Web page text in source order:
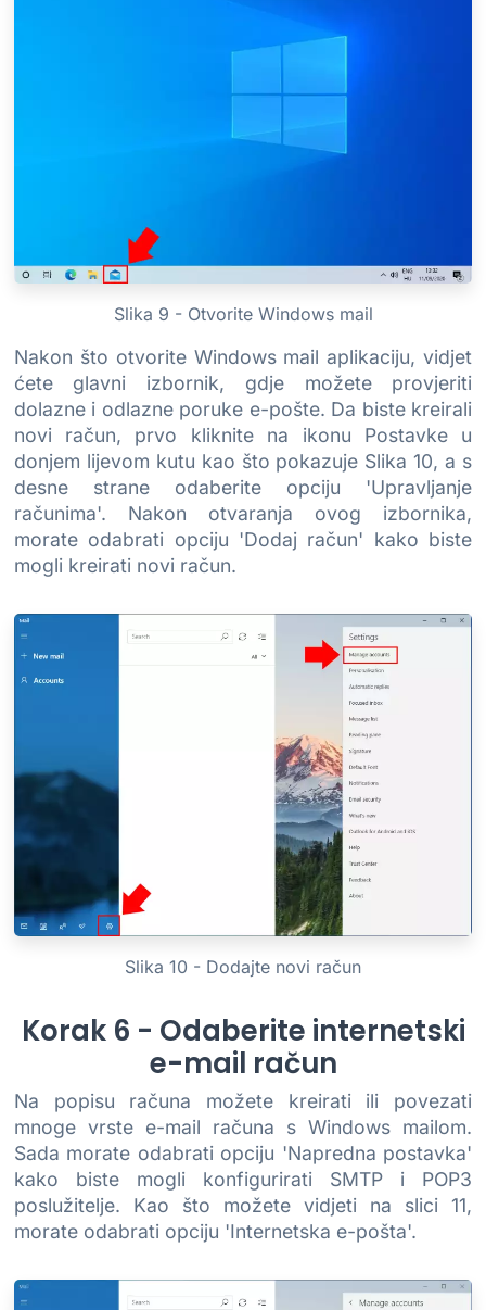
Slika 9 - Otvorite Windows mail
Nakon što otvorite Windows mail aplikaciju, vidjet
ćete glavni izbornik, gdje možete provjeriti
dolazne i odlazne poruke e-pošte. Da biste kreirali
novi račun, prvo kliknite na ikonu Postavke u
donjem lijevom kutu kao što pokazuje Slika 10, a s
desne strane odaberite opciju 'Upravljanje
računima'. Nakon otvaranja ovog izbornika,
morate odabrati opciju 'Dodaj račun' kako biste
mogli kreirati novi račun.
Slika 10 - Dodajte novi račun
Korak 6 - Odaberite internetski
e-mail račun
Na popisu računa možete kreirati ili povezati
mnoge vrste e-mail računa s Windows mailom.
Sada morate odabrati opciju 'Napredna postavka'
kako biste mogli konfigurirati SMTP i POP3
poslužitelje. Kao što možete vidjeti na slici 11,
morate odabrati opciju 'Internetska e-pošta'.